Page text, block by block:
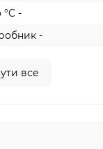
°C -
-
все